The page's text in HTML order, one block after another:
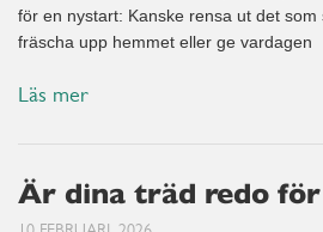
för en nystart: Kanske rensa ut det som
fräscha upp hemmet eller ge vardagen
Läs mer
Är dina träd redo för